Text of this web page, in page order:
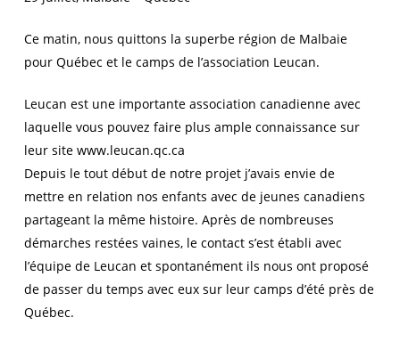
Ce matin, nous quittons la superbe région de Malbaie
pour Québec et le camps de l’association Leucan.
Leucan est une importante association canadienne avec
laquelle vous pouvez faire plus ample connaissance sur
leur site www.leucan.qc.ca
Depuis le tout début de notre projet j’avais envie de
mettre en relation nos enfants avec de jeunes canadiens
partageant la même histoire. Après de nombreuses
démarches restées vaines, le contact s’est établi avec
l’équipe de Leucan et spontanément ils nous ont proposé
de passer du temps avec eux sur leur camps d’été près de
Québec.